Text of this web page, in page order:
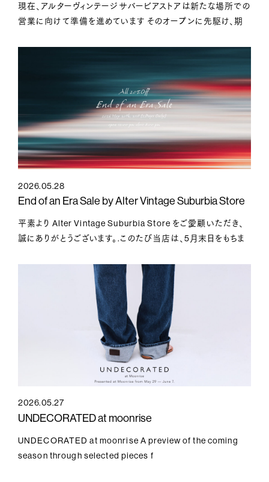
現在、アルターヴィンテージサバービアストアは新たな場所での
営業に向けて準備を進めています そのオープンに先駆け、期
2026.05.28
End of an Era Sale by Alter Vintage Suburbia Store
平素より Alter Vintage Suburbia Store をご愛顧いただき、
誠にありがとうございます。.このたび当店は、5月末日をもちま
2026.05.27
UNDECORATED at moonrise
UNDECORATED at moonrise A preview of the coming
season through selected pieces f